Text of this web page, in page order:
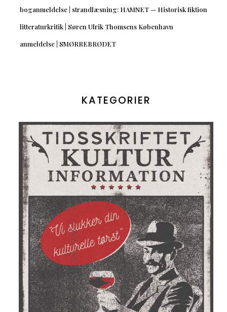
boganmeldelse | strandlæsning: HAMNET — Historisk fiktion
litteraturkritik | Søren Ulrik Thomsens København
anmeldelse | SMØRREBRØDET
KATEGORIER